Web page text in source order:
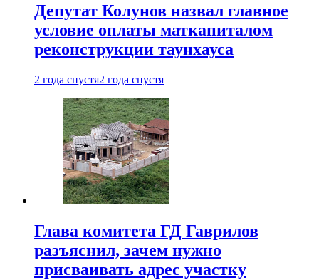
Депутат Колунов назвал главное
условие оплаты маткапиталом
реконструкции таунхауса
2 года спустя2 года спустя
Глава комитета ГД Гаврилов
разъяснил, зачем нужно
присваивать адрес участку